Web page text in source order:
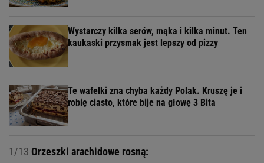
Wystarczy kilka serów, mąka i kilka minut. Ten
kaukaski przysmak jest lepszy od pizzy
Te wafelki zna chyba każdy Polak. Kruszę je i
robię ciasto, które bije na głowę 3 Bita
1/13 Orzeszki arachidowe rosną: